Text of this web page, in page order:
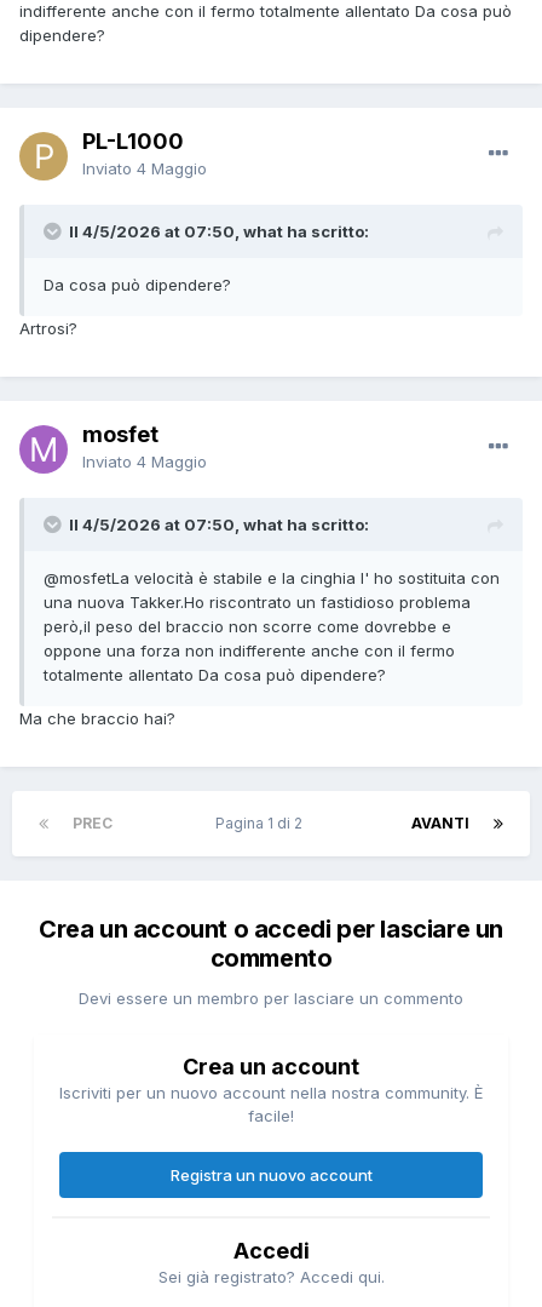
indifferente anche con il fermo totalmente allentato Da cosa può
dipendere?
PL-L1000
Inviato 4 Maggio
Il 4/5/2026 at 07:50, what ha scritto:
Da cosa può dipendere?
Artrosi?
mosfet
Inviato 4 Maggio
Il 4/5/2026 at 07:50, what ha scritto:
@mosfetLa velocità è stabile e la cinghia l' ho sostituita con
una nuova Takker.Ho riscontrato un fastidioso problema
però,il peso del braccio non scorre come dovrebbe e
oppone una forza non indifferente anche con il fermo
totalmente allentato Da cosa può dipendere?
Ma che braccio hai?
PREC AVANTI
Pagina 1 di 2
Crea un account o accedi per lasciare un
commento
Devi essere un membro per lasciare un commento
Crea un account
Iscriviti per un nuovo account nella nostra community. È
facile!
Registra un nuovo account
Accedi
Sei già registrato? Accedi qui.